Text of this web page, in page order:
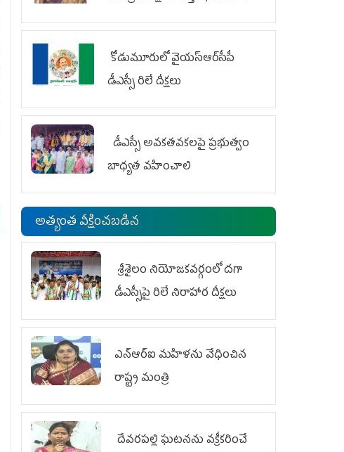
కోడుమూరులో వైయ‌స్ఆర్‌సీపీ
డీఎస్సీ రిలే దీక్షలు
డీఎస్సీ అవకతవకలపై ప్రభుత్వం
బాధ్యత వహించాలి
అత్యంత వీక్షించబడిన
శ్రీశైలం నియోజకవర్గంలో దగా
డీఎస్సీపై రిలే నిరాహార దీక్షలు
ఎన్‌ఆర్‌ఐ మహిళను వేధించిన
రాష్ట్ర మంత్రి
దేవరపల్లి ఘటనను వక్రీకరించే